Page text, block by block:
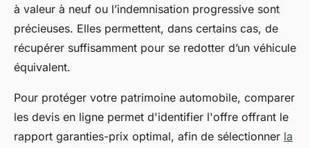
à valeur à neuf ou l’indemnisation progressive sont
précieuses. Elles permettent, dans certains cas, de
récupérer suffisamment pour se redotter d’un véhicule
équivalent.
Pour protéger votre patrimoine automobile, comparer
les devis en ligne permet d'identifier l'offre offrant le
rapport garanties-prix optimal, afin de sélectionner la